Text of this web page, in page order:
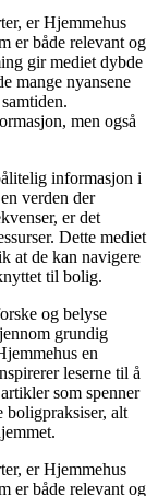
er Hjemmehus
er både relevant og
gir mediet dybde
mange nyansene
men også
informasjon i
verden der
er det
Dette mediet
at de kan navigere
til bolig.
og belyse
grundig
en
leserne til å
som spenner
alt
er Hjemmehus
er både relevant og